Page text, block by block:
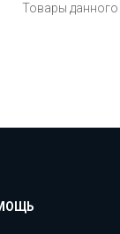
Товары данного